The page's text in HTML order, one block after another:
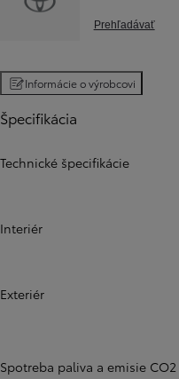
Prehľadávať
Informácie o výrobcovi
Špecifikácia
Technické špecifikácie
Interiér
Exteriér
Spotreba paliva a emisie CO2